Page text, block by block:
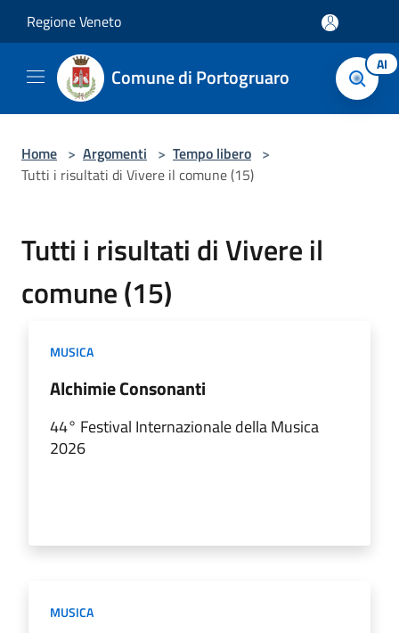
Regione Veneto
Comune di Portogruaro AI
Home > Argomenti > Tempo libero >
Tutti i risultati di Vivere il comune (15)
Tutti i risultati di Vivere il
comune (15)
MUSICA
Alchimie Consonanti
44° Festival Internazionale della Musica
2026
MUSICA